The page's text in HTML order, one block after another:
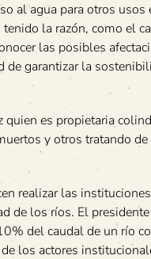
al agua para otros usos
la razón, como el
las posibles
de garantizar la
quien es propietaria
y otros tratando
realizar las
de los ríos. El
del caudal de un río
los actores